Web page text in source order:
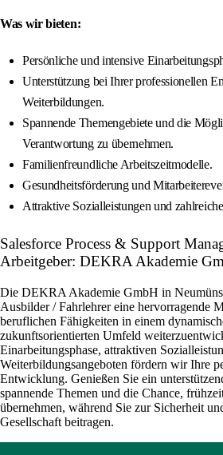
Was wir bieten:
Persönliche und intensive
Unterstützung bei Ihrer professionellen
Weiterbildungen.
Spannende Themengebiete und die
Verantwortung zu übernehmen.
Familienfreundliche Arbeitszeitmodelle.
Gesundheitsförderung und
Attraktive Sozialleistungen und
Salesforce Process & Support
Arbeitgeber: DEKRA Akademie
Die DEKRA Akademie GmbH in
Ausbilder / Fahrlehrer eine hervorragende
beruflichen Fähigkeiten in einem
zukunftsorientierten Umfeld
Einarbeitungsphase, attraktiven
Weiterbildungsangeboten fördern wir Ihre
Entwicklung. Genießen Sie ein
spannende Themen und die Chance,
übernehmen, während Sie zur Sicherheit
Gesellschaft beitragen.